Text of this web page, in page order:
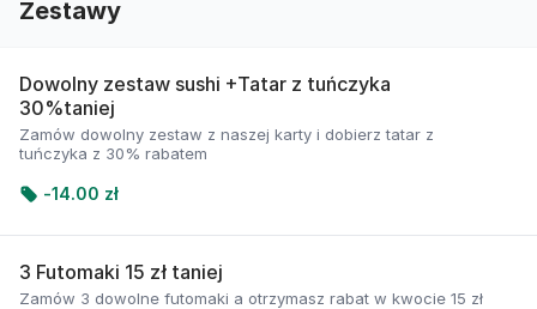
Zestawy
Dowolny zestaw sushi +Tatar z tuńczyka
30%taniej
Zamów dowolny zestaw z naszej karty i dobierz tatar z
tuńczyka z 30% rabatem
-14.00 zł
3 Futomaki 15 zł taniej
Zamów 3 dowolne futomaki a otrzymasz rabat w kwocie 15 zł